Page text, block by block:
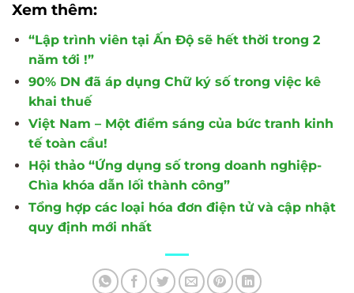
Xem thêm:
“Lập trình viên tại Ấn Độ sẽ hết thời trong 2
năm tới !”
90% DN đã áp dụng Chữ ký số trong việc kê
khai thuế
Việt Nam – Một điểm sáng của bức tranh kinh
tế toàn cầu!
Hội thảo “Ứng dụng số trong doanh nghiệp-
Chìa khóa dẫn lối thành công”
Tổng hợp các loại hóa đơn điện tử và cập nhật
quy định mới nhất